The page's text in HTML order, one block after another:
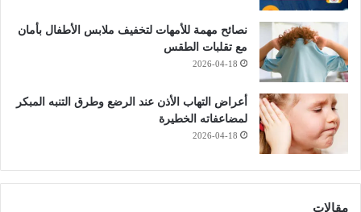
نصائح مهمة للأمهات لتخفيف ملابس الأطفال بأمان
مع تقلبات الطقس
2026-04-18
أعراض التهاب الأذن عند الرضع وطرق التنبه المبكر
لمضاعفاته الخطيرة
2026-04-18
مقالات